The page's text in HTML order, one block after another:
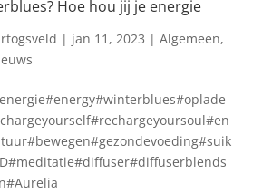
Hoe hou jij je energie
| jan 11, 2023 | Algemeen,